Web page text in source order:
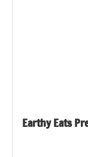
Earthy Eats